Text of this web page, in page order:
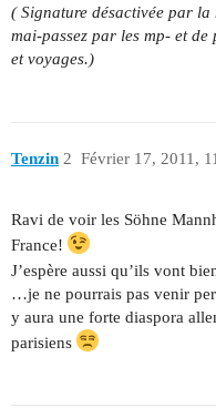
( Signature désactivée par la
mai-passez par les mp- et
et voyages.)
Tenzin Février 17, 2011,
2
Ravi de voir les Söhne
France!
J’espère aussi qu’ils vont
…je ne pourrais pas venir
y aura une forte diaspora
parisiens